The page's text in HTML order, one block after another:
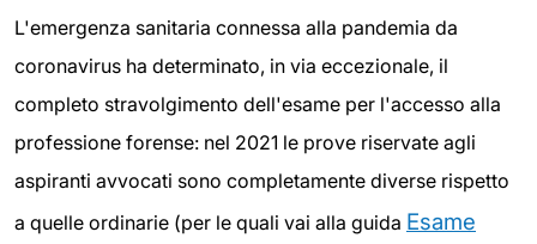
L'emergenza sanitaria connessa alla pandemia da
coronavirus ha determinato, in via eccezionale, il
completo stravolgimento dell'esame per l'accesso alla
professione forense: nel 2021 le prove riservate agli
aspiranti avvocati sono completamente diverse rispetto
a quelle ordinarie (per le quali vai alla guida Esame